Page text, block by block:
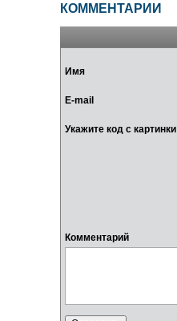
КОММЕНТАРИИ
Имя
E-mail
Укажите код с картинки
Комментарий